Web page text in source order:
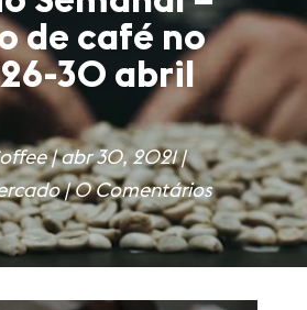
de café no
30 abril
|abr 30, 2021|
|0 Comentários